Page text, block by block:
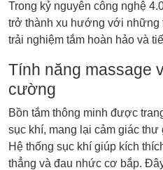
Trong kỷ nguyên công nghệ
trở thành xu hướng với những
trải nghiệm tắm hoàn hảo và
Tính năng massage
cường
Bồn tắm thông minh được
sục khí, mang lại cảm giác
Hệ thống sục khí giúp kích
thẳng và đau nhức cơ bắp.